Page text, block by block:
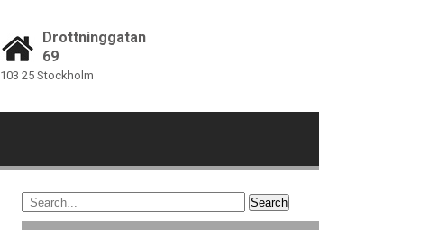
Drottninggatan
69
103 25 Stockholm